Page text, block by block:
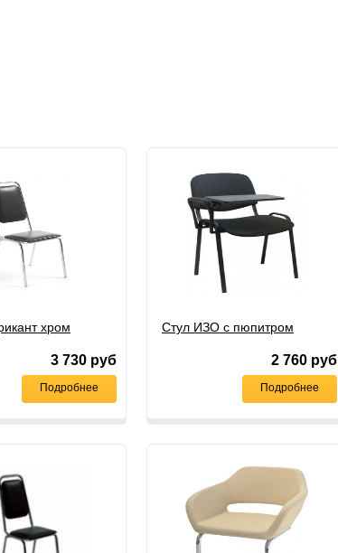
хром
3 730 руб
Подробнее
Стул ИЗО с пюпитром
2 760 руб
Подробнее